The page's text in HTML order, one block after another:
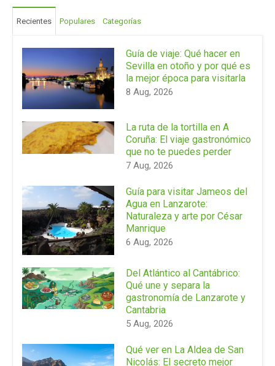
Recientes Populares Categorías
Guía de viaje: Qué hacer en
Sevilla en otoño y por qué es
la mejor época para visitarla
8 Aug, 2026
La ruta de la tortilla en A
Coruña: El viaje gastronómico
que no te puedes perder
7 Aug, 2026
Guía para visitar Jameos del
Agua en Lanzarote:
Naturaleza y arte por César
Manrique
6 Aug, 2026
Del Atlántico al Cantábrico:
Qué une y separa la
gastronomía de Lanzarote y
Cantabria
5 Aug, 2026
Qué ver en La Aldea de San
Nicolás: El secreto mejor